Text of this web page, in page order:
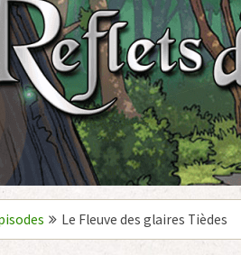
Le Fleuve des glaires Tièdes